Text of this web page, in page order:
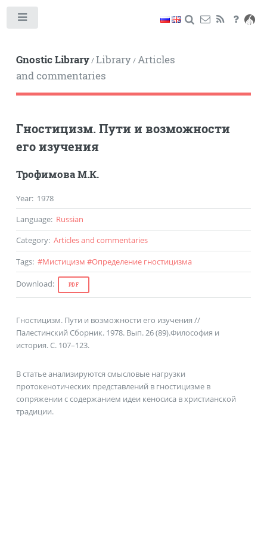
Gnostic Library/Library/Articles
and commentaries
Гностицизм. Пути и возможности
его изучения
Трофимова М.К.
Year: 1978
Language: Russian
Category: Articles and commentaries
Tags: #Мистицизм #Определение гностицизма
Download: PDF
Гностицизм. Пути и возможности его изучения //
Палестинский Сборник. 1978. Вып. 26 (89).Философия и
история. С. 107–123.
В статье анализируются смысловые нагрузки
протокенотических представлений в гностицизме в
сопряжении с содержанием идеи кеносиса в христианской
традиции.